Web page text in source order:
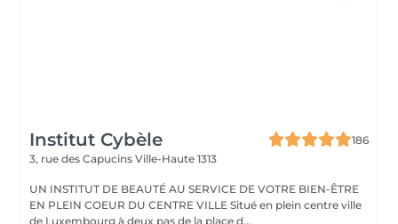
Institut Cybèle
186
3, rue des Capucins Ville-Haute 1313
UN INSTITUT DE BEAUTÉ AU SERVICE DE VOTRE BIEN-ÊTRE
EN PLEIN COEUR DU CENTRE VILLE Situé en plein centre ville
de Luxembourg à deux pas de la place d...